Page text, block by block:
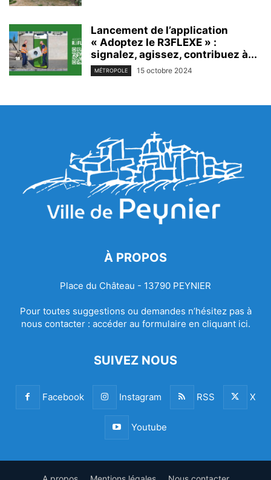
Lancement de l’application
« Adoptez le R3FLEXE » :
signalez, agissez, contribuez à...
MÉTROPOLE 15 octobre 2024
À PROPOS
Place du Château - 13790 PEYNIER
Pour toutes suggestions ou demandes n’hésitez pas à
nous contacter : accéder au formulaire en cliquant ici.
SUIVEZ NOUS
Facebook Instagram RSS X
Youtube